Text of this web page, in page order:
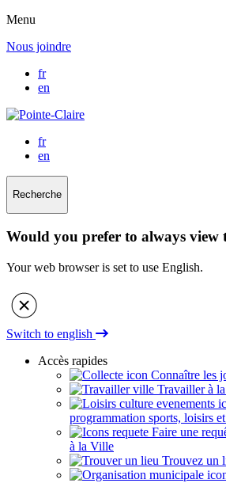
Menu
Nous joindre
fr
en
fr
en
Recherche
Would you prefer to always view
Your web browser is set to use English.
Switch to english
Accès rapides
Connaître les
Travailler à
programmation sports, loisirs
Faire une
à la Ville
Trouvez un